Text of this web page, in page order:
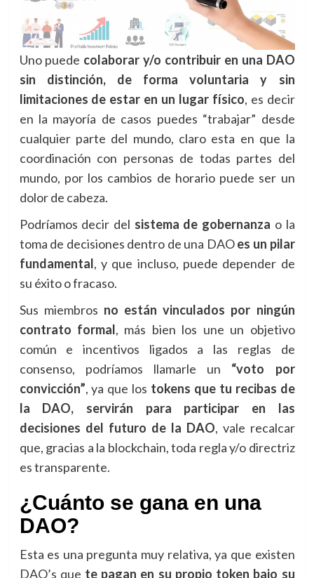
Uno puede colaborar y/o contribuir en una DAO
sin distinción, de forma voluntaria y sin
limitaciones de estar en un lugar físico, es decir
en la mayoría de casos puedes “trabajar” desde
cualquier parte del mundo, claro esta en que la
coordinación con personas de todas partes del
mundo, por los cambios de horario puede ser un
dolor de cabeza.
Podríamos decir del sistema de gobernanza o la
toma de decisiones dentro de una DAOes un pilar
fundamental, y que incluso, puede depender de
su éxito o fracaso.
Sus miembros no están vinculados por ningún
contrato formal, más bien los une un objetivo
común e incentivos ligados a las reglas de
consenso, podríamos llamarle un “voto por
convicción”, ya que los tokens que tu recibas de
la DAO, servirán para participar en las
decisiones del futuro de la DAO, vale recalcar
que, gracias a la blockchain, toda regla y/o directriz
es transparente.
¿Cuánto se gana en una
DAO?
Esta es una pregunta muy relativa, ya que existen
DAO’s que te pagan en su propio token bajo su